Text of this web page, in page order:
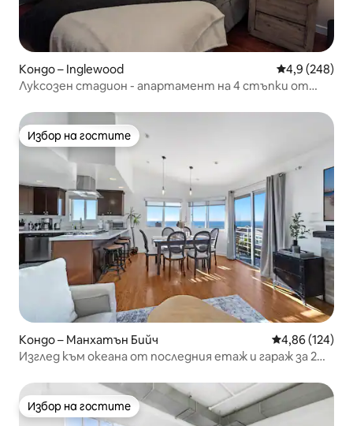
Кондо – Inglewood Средна
4,9 (248)
Луксозен стадион - апартамент на 4 стъпки от
Избор на гостите
Избор на гостите
Кондо – Манхатън Бийч Средна
4,86 (124)
Изглед към океана от последния етаж и гараж за 2
Избор на гостите
Избор на гостите